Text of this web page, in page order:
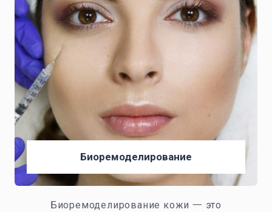
Биоремоделирование
Биоремоделирование кожи 一 это